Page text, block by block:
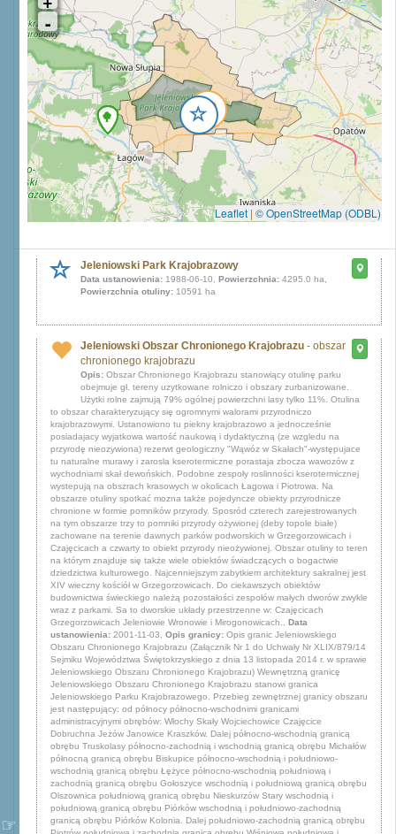
Leaflet | © OpenStreetMap (ODBL)
Jeleniowski Park Krajobrazowy
Data ustanowienia: 1988-06-10, Powierzchnia: 4295.0 ha,
Powierzchnia otuliny: 10591 ha
Jeleniowski Obszar Chronionego Krajobrazu - obszar
chronionego krajobrazu
Opis: Obszar Chronionego Krajobrazu stanowiący otulinę parku
obejmuje gł. tereny uzytkowane rolniczo i obszary zurbanizowane.
Użytki rolne zajmują 79% ogólnej powierzchni lasy tylko 11%. Otulina
to obszar charakteryzujący się ogromnymi walorami przyrodniczo
krajobrazowymi. Ustanowiono tu piekny krajobrazowo a jednocześnie
posiadajacy wyjatkowa wartość naukową i dydaktyczną (ze wzgledu na
przyrodę nieozywiona) rezerwt geologiczny "Wąwóz w Skałach"-występujace
tu naturalne murawy i zarosla kserotermiczne porastaja zbocza wawozów z
wychodniami skał dewońskich. Podobne zespoły roslinności kserotermicznej
wystepują na obszrach krasowych w okolicach Łagowa i Piotrowa. Na
obszarze otuliny spotkać mozna także pojedyncze obiekty przyrodnicze
chronione w formie pomników przyrody. Sposród czterech zarejestrowanych
na tym obszarze trzy to pomniki przyrody ożywionej (deby topole białe)
zachowane na terenie dawnych parków podworskich w Grzegorzowicach i
Czajęcicach a czwarty to obiekt przyrody nieożywionej. Obszar otuliny to teren
na którym znajduje się także wiele obiektów świadczących o bogactwie
dziedzictwa kulturowego. Najcenniejszym zabytkiem architektury sakralnej jest
XIV wieczny kościół w Grzegorzowicach. Do ciekawszych obiektów
budownictwa świeckiego należą pozostałości zespołów małych dworów zwykle
wraz z parkami. Sa to dworskie układy przestrzenne w: Czajęcicach
Grzegorzowicach Jeleniowie Wronowie i Mirogonowicach., Data
ustanowienia: 2001-11-03, Opis granicy: Opis granic Jeleniowskiego
Obszaru Chronionego Krajobrazu (Załącznik Nr 1 do Uchwały Nr XLIX/879/14
Sejmiku Województwa Świętokrzyskiego z dnia 13 listopada 2014 r. w sprawie
Jeleniowskiego Obszaru Chronionego Krajobrazu) Wewnętrzną granicę
Jeleniowskiego Obszaru Chronionego Krajobrazu stanowi granica
Jeleniowskiego Parku Krajobrazowego. Przebieg zewnętrznej granicy obszaru
jest następujący: od północy północno-wschodnimi granicami
administracyjnymi obrębów: Włochy Skały Wojciechowice Czajęcice
Dobruchna Jeżów Janowice Kraszków. Dalej północno-wschodnią granicą
obrębu Truskolasy północno-zachodnią i wschodnią granicą obrębu Michałów
północną granicą obrębu Biskupice północno-wschodnią i południowo-
wschodnią granicą obrębu Łężyce północno-wschodnią południową i
zachodnią granicą obrębu Gołoszyce wschodnią i południową granicą obrębu
Olszownica południową granicą obrębu Nieskurzów Stary wschodnią i
południową granicą obrębu Piórków wschodnią i południowo-zachodnią
granicą obrębu Piórków Kolonia. Dalej południowo-zachodnią granicą obrębu